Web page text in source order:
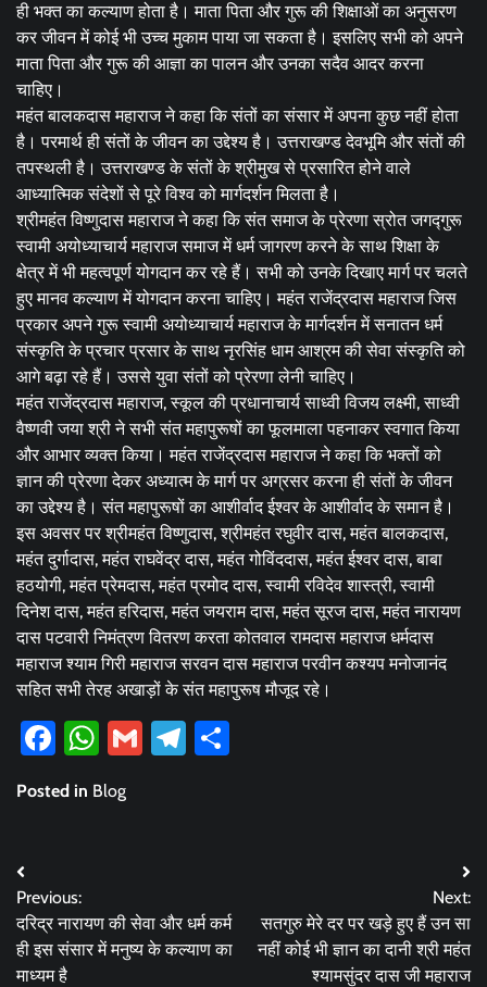
ही भक्त का कल्याण होता है। माता पिता और गुरू की शिक्षाओं का अनुसरण
कर जीवन में कोई भी उच्च मुकाम पाया जा सकता है। इसलिए सभी को अपने
माता पिता और गुरू की आज्ञा का पालन और उनका सदैव आदर करना
चाहिए।
महंत बालकदास महाराज ने कहा कि संतों का संसार में अपना कुछ नहीं होता
है। परमार्थ ही संतों के जीवन का उद्देश्य है। उत्तराखण्ड देवभूमि और संतों की
तपस्थली है। उत्तराखण्ड के संतों के श्रीमुख से प्रसारित होने वाले
आध्यात्मिक संदेशों से पूरे विश्व को मार्गदर्शन मिलता है।
श्रीमहंत विष्णुदास महाराज ने कहा कि संत समाज के प्रेरणा स्रोत जगद्गुरू
स्वामी अयोध्याचार्य महाराज समाज में धर्म जागरण करने के साथ शिक्षा के
क्षेत्र में भी महत्वपूर्ण योगदान कर रहे हैं। सभी को उनके दिखाए मार्ग पर चलते
हुए मानव कल्याण में योगदान करना चाहिए। महंत राजेंद्रदास महाराज जिस
प्रकार अपने गुरू स्वामी अयोध्याचार्य महाराज के मार्गदर्शन में सनातन धर्म
संस्कृति के प्रचार प्रसार के साथ नृरसिंह धाम आश्रम की सेवा संस्कृति को
आगे बढ़ा रहे हैं। उससे युवा संतों को प्रेरणा लेनी चाहिए।
महंत राजेंद्रदास महाराज, स्कूल की प्रधानाचार्य साध्वी विजय लक्ष्मी, साध्वी
वैष्णवी जया श्री ने सभी संत महापुरूषों का फूलमाला पहनाकर स्वगात किया
और आभार व्यक्त किया। महंत राजेंद्रदास महाराज ने कहा कि भक्तों को
ज्ञान की प्रेरणा देकर अध्यात्म के मार्ग पर अग्रसर करना ही संतों के जीवन
का उद्देश्य है। संत महापुरूषों का आशीर्वाद ईश्वर के आशीर्वाद के समान है।
इस अवसर पर श्रीमहंत विष्णुदास, श्रीमहंत रघुवीर दास, महंत बालकदास,
महंत दुर्गादास, महंत राघवेंद्र दास, महंत गोविंददास, महंत ईश्वर दास, बाबा
हठयोगी, महंत प्रेमदास, महंत प्रमोद दास, स्वामी रविदेव शास्त्री, स्वामी
दिनेश दास, महंत हरिदास, महंत जयराम दास, महंत सूरज दास, महंत नारायण
दास पटवारी निमंत्रण वितरण करता कोतवाल रामदास महाराज धर्मदास
महाराज श्याम गिरी महाराज सरवन दास महाराज परवीन कश्यप मनोजानंद
सहित सभी तेरह अखाड़ों के संत महापुरूष मौजूद रहे।
Facebook
WhatsApp
GmailTelegram
Posted in Blog
Post
navigation
Previous:
दरिद्र नारायण की सेवा और धर्म कर्म
ही इस संसार में मनुष्य के कल्याण का
माध्यम है
Next:
सतगुरु मेरे दर पर खड़े हुए हैं उन सा
नहीं कोई भी ज्ञान का दानी श्री महंत
श्यामसुंदर दास जी महाराज